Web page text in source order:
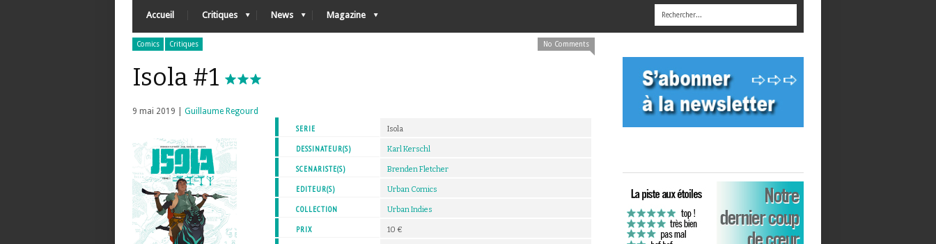
Accueil Critiques News Magazine
Comics Critiques No Comments
Isola #1
9 mai 2019 | Guillaume Regourd
SERIE
Isola
DESSINATEUR(S) Karl Kerschl
SCENARISTE(S) Brenden Fletcher
EDITEUR(S) Urban Comics
COLLECTION Urban Indies
PRIX 10 €